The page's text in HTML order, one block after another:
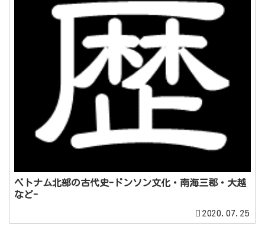
ベトナム北部の古代史-ドンソン文化・南海三郡・大越
など-
2020.07.25